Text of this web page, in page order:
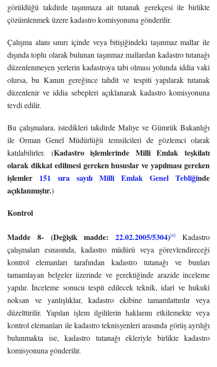
görüldüğü takdirde taşınmaza ait tutanak gerekçesi ile birlikte
çözümlenmek üzere kadastro komisyonuna gönderilir.
Çalışma alanı sınırı içinde veya bitişiğindeki taşınmaz mallar ile
dışında toplu olarak bulunan taşınmaz mallardan kadastro tutanağı
düzenlenmeyen yerlerin kadastroya tabi olması yolunda iddia vaki
olursa, bu Kanun gereğince tahdit ve tespiti yapılarak tutanak
düzenlenir ve iddia sebepleri açıklanarak kadastro komisyonuna
tevdi edilir.
Bu çalışmalara, istedikleri takdirde Maliye ve Gümrük Bakanlığı
ile Orman Genel Müdürlüğü temsilcileri de gözlemci olarak
katılabilirler. (Kadastro işlemlerinde Milli Emlak teşkilatı
olarak dikkat edilmesi gereken hususlar ve yapılması gereken
işlemler 151 sıra sayılı Milli Emlak Genel Tebliğinde
açıklanmıştır.)
Kontrol
Madde 8- (Değişik madde:22.02.2005/5304)[4]
Kadastro
çalışmaları esnasında, kadastro müdürü veya görevlendireceği
kontrol elemanları tarafından kadastro tutanağı ve bunları
tamamlayan belgeler üzerinde ve gerektiğinde arazide inceleme
yapılır. İnceleme sonucu tespit edilecek teknik, idarî ve hukukî
noksan ve yanlışlıklar, kadastro ekibine tamamlattırılır veya
düzelttirilir. Yapılan işlem ilgililerin haklarını etkilemekte veya
kontrol elemanları ile kadastro teknisyenleri arasında görüş ayrılığı
bulunmakta ise, kadastro tutanağı ekleriyle birlikte kadastro
komisyonuna gönderilir.